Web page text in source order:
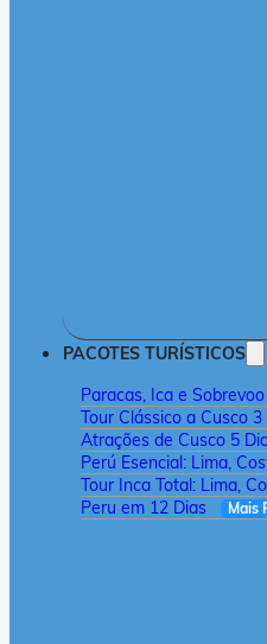
PACOTES TURÍSTICOS
Paracas, Ica e
Tour Clássico a Cusco
Atrações de Cusco 5
Perú Esencial: Lima,
Tour Inca Total: Lima,
Peru em 12 Dias Mais